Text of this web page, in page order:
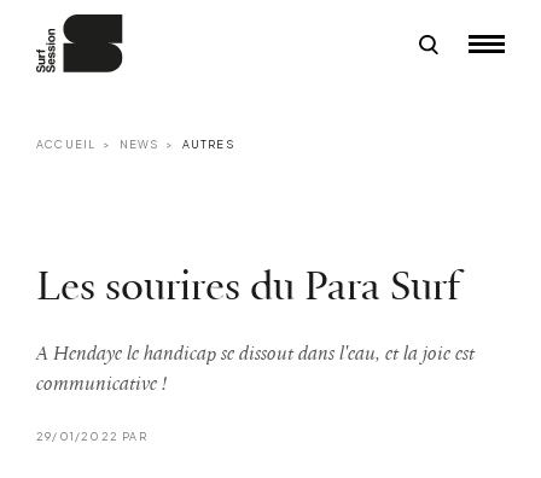
ACCUEIL NEWS AUTRES
Les sourires du Para Surf
A Hendaye le handicap se dissout dans l'eau, et la joie est
communicative !
29/01/2022 PAR